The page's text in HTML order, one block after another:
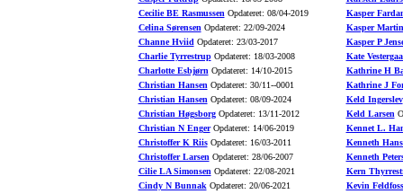
Cecilie BE Rasmussen Opdateret: 08/04-2019
Celina Sørensen Opdateret: 22/09-2024
Channe Hviid Opdateret: 23/03-2017
Charlie TyrrestrupOpdateret: 18/03-2008
Charlotte Esbjørn Opdateret: 14/10-2015
Christian Hansen Opdateret: 30/11--0001
Christian Hansen Opdateret: 08/09-2024
Christian HøgsborgOpdateret: 13/11-2012
Christian N EngerOpdateret: 14/06-2019
Christoffer K RiisOpdateret: 16/03-2011
Christoffer Larsen Opdateret: 28/06-2007
Cilie LA Simonsen Opdateret: 22/08-2021
Cindy N Bunnak Opdateret: 20/06-2021
Kasper
Kasper
Kasper P
Kate
Kathrine H
Kathrine J
Keld Ingerslev
Keld Larsen
Kennet L.
Kenneth
Kenneth
Kern
Kevin Feldfoss